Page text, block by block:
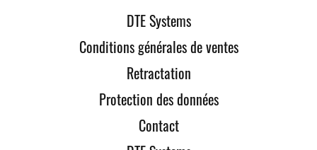
DTE Systems
Conditions générales de ventes
Retractation
Protection des données
Contact